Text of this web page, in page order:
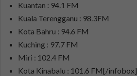
Kuantan : 94.1 FM
Kuala Terengganu : 98.3FM
Kota Bahru : 94.6 FM
Kuching : 97.7 FM
Miri : 102.4 FM
Kota Kinabalu : 101.6 FM[/infobox]